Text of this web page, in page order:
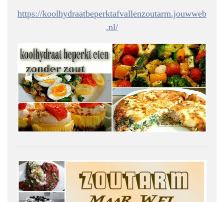
https://koolhydraatbeperktafvallenzoutarm.jouwweb
.nl/